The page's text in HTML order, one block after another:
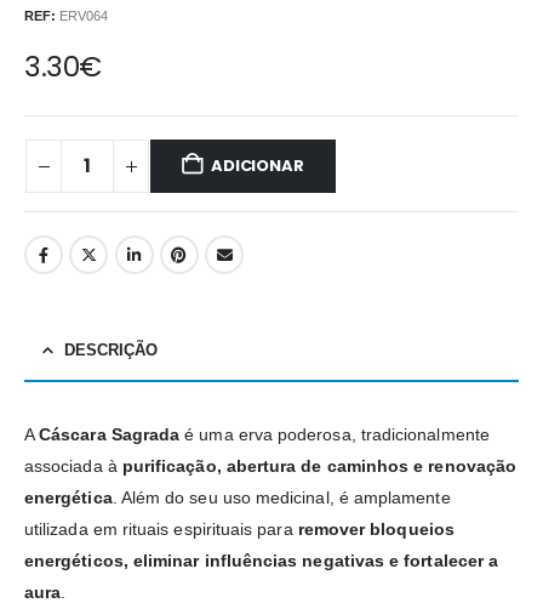
REF: ERV064
3.30€
ADICIONAR
DESCRIÇÃO
ACáscara Sagrada é uma erva poderosa, tradicionalmente
associada à purificação, abertura de caminhos e renovação
energética. Além do seu uso medicinal, é amplamente
utilizada em rituais espirituais para remover bloqueios
energéticos, eliminar influências negativas e fortalecer a
aura